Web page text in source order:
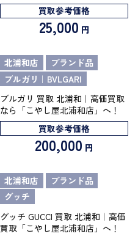
買取参考価格
25,000 円
北浦和店
ブランド品
ブルガリ｜BVLGARI
ブルガリ 買取 北浦和｜高価買取
なら「こやし屋北浦和店」へ！
買取参考価格
200,000 円
北浦和店
ブランド品
グッチ
グッチ GUCCI 買取 北浦和｜高価
買取「こやし屋北浦和店」へ！